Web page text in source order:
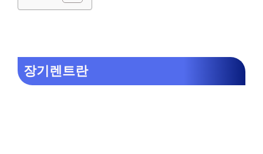
장기렌트란